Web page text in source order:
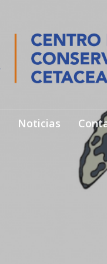
Noticias